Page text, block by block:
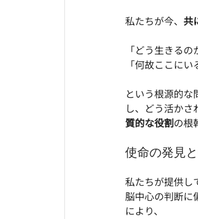
私たちが今、共
「どう生きるの
「何故ここにい
という根源的
し、どう活か
質的な役割の根
使命の発見
私たちが提供し
脳中心の判断に
により、